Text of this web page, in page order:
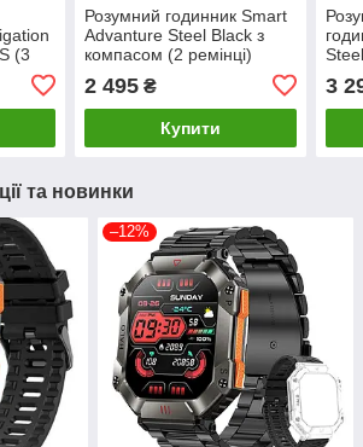
(3
Розумний годинник Smart
Advanture Steel Black з
компасом (2 ремінці)
2 495₴
Купити
3
та новинки
–12%